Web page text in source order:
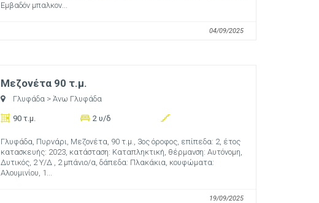
Εμβαδόν μπαλκον...
04/09/2025
Μεζονέτα 90 τ.μ.
Γλυφάδα > Άνω Γλυφάδα
90 τ.μ. 2 υ/δ
Γλυφάδα, Πυρνάρι, Μεζονέτα, 90 τ.μ., 3ος όροφος, επίπεδα: 2, έτος
κατασκευής: 2023, κατάσταση: Καταπληκτική, θέρμανση: Αυτόνομη,
Δυτικός, 2 Υ/Δ , 2 μπάνιο/α, δάπεδα: Πλακάκια, κουφώματα:
Αλουμινίου, 1...
19/09/2025